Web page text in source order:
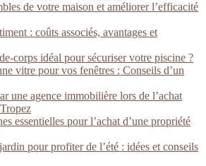
de votre maison et améliorer l’efficacité
: coûts associés, avantages et
corps idéal pour sécuriser votre piscine ?
vitre pour vos fenêtres : Conseils d’un
une agence immobilière lors de l’achat
essentielles pour l’achat d’une propriété
pour profiter de l’été : idées et conseils